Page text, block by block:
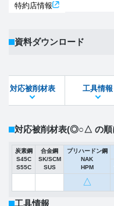
特約店情報
資料ダウンロード
STEPファイル
対応被削材表 工具情報
対応被削材表(◎○△ の順
炭素鋼
S45C
S55C
合金鋼
SK/SCM
SUS
プリハードン鋼
NAK
HPM
△
工具情報